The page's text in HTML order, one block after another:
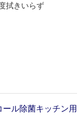
拭きいらず
ル除菌キッチン用